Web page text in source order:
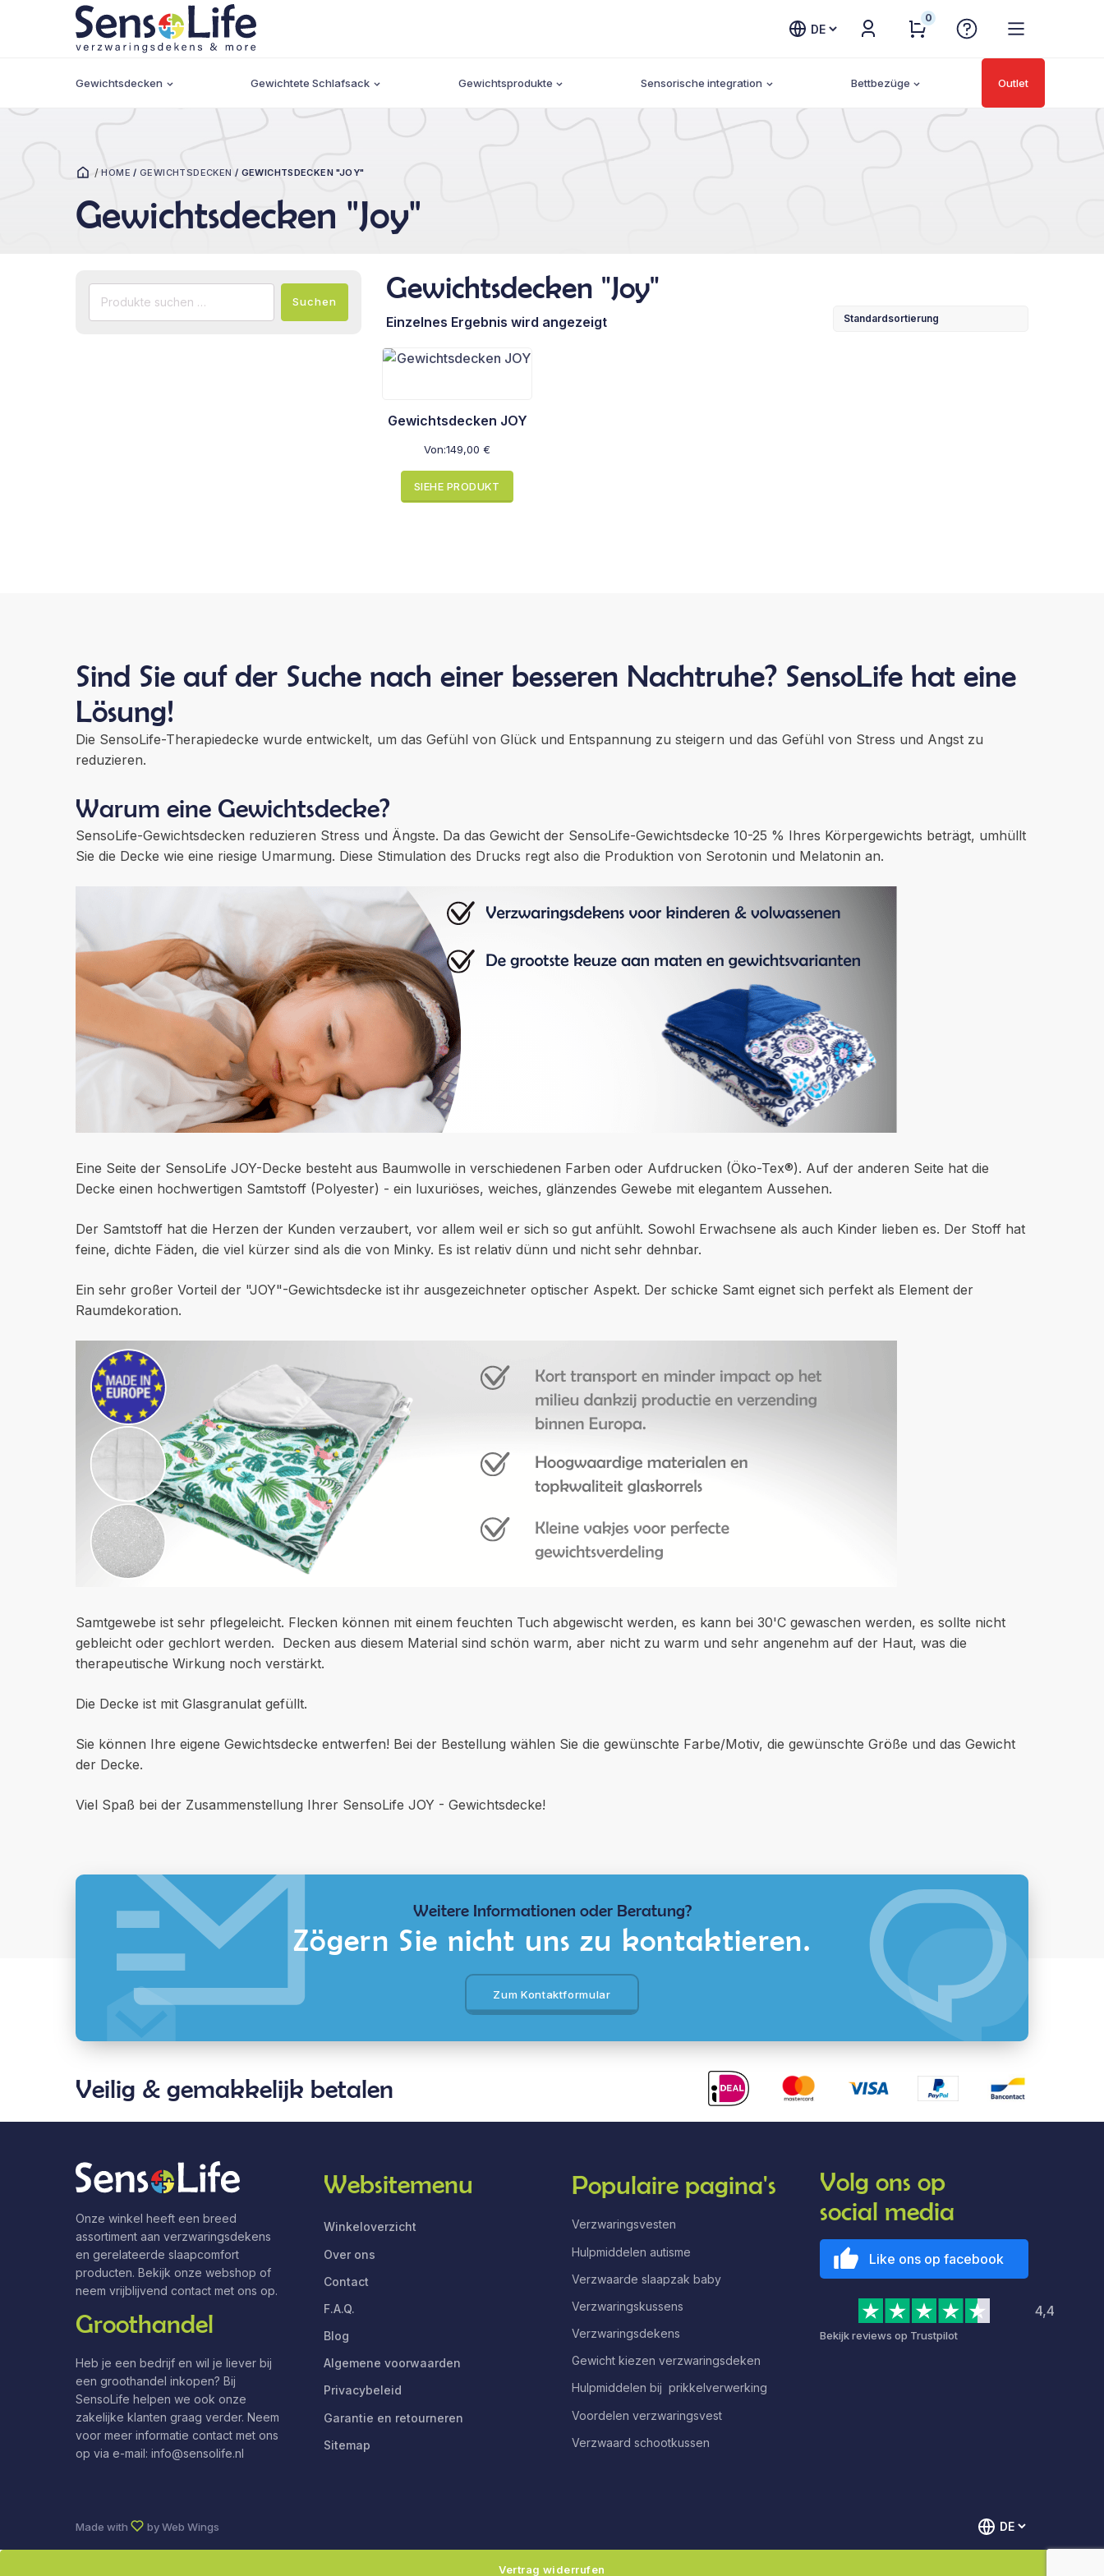
Sprache
0
Gewichtsdecken Gewichtete Schlafsack Gewichtsprodukte Sensorische integration Bettbezüge Outlet
/ HOME /GEWICHTSDECKEN / GEWICHTSDECKEN "JOY"
Gewichtsdecken "Joy"
Suchen
Suchen Gewichtsdecken "Joy"
Einzelnes Ergebnis wird angezeigt
Gewichtsdecken JOY
Von:149,00 €
SIEHE PRODUKT
Sind Sie auf der Suche nach einer besseren Nachtruhe? SensoLife hat eine
Lösung!
Die SensoLife-Therapiedecke wurde entwickelt, um das Gefühl von Glück und Entspannung zu steigern und das Gefühl von Stress und Angst zu
reduzieren.
Warum eine Gewichtsdecke?
SensoLife-Gewichtsdecken reduzieren Stress und Ängste. Da das Gewicht der SensoLife-Gewichtsdecke 10-25 % Ihres Körpergewichts beträgt, umhüllt
Sie die Decke wie eine riesige Umarmung. Diese Stimulation des Drucks regt also die Produktion von Serotonin und Melatonin an.
Eine Seite der SensoLife JOY-Decke besteht aus Baumwolle in verschiedenen Farben oder Aufdrucken (Öko-Tex®). Auf der anderen Seite hat die
Decke einen hochwertigen Samtstoff (Polyester) - ein luxuriöses, weiches, glänzendes Gewebe mit elegantem Aussehen.
Der Samtstoff hat die Herzen der Kunden verzaubert, vor allem weil er sich so gut anfühlt. Sowohl Erwachsene als auch Kinder lieben es. Der Stoff hat
feine, dichte Fäden, die viel kürzer sind als die von Minky. Es ist relativ dünn und nicht sehr dehnbar.
Ein sehr großer Vorteil der "JOY"-Gewichtsdecke ist ihr ausgezeichneter optischer Aspekt. Der schicke Samt eignet sich perfekt als Element der
Raumdekoration.
Samtgewebe ist sehr pflegeleicht. Flecken können mit einem feuchten Tuch abgewischt werden, es kann bei 30'C gewaschen werden, es sollte nicht
gebleicht oder gechlort werden. Decken aus diesem Material sind schön warm, aber nicht zu warm und sehr angenehm auf der Haut, was die
therapeutische Wirkung noch verstärkt.
Die Decke ist mit Glasgranulat gefüllt.
Sie können Ihre eigene Gewichtsdecke entwerfen! Bei der Bestellung wählen Sie die gewünschte Farbe/Motiv, die gewünschte Größe und das Gewicht
der Decke.
Viel Spaß bei der Zusammenstellung Ihrer SensoLife JOY - Gewichtsdecke!
Weitere Informationen oder Beratung?
Zögern Sie nicht uns zu kontaktieren.
Zum Kontaktformular
Veilig & gemakkelijk betalen
Onze winkel heeft een breed
assortiment aan verzwaringsdekens
en gerelateerde slaapcomfort
producten. Bekijk onze webshop of
neem vrijblijvend contact met ons op.
Groothandel
Heb je een bedrijf en wil je liever bij
een groothandel inkopen? Bij
SensoLife helpen we ook onze
zakelijke klanten graag verder. Neem
voor meer informatie contact met ons
op via e-mail: info@sensolife.nl
Websitemenu
Winkeloverzicht
Over ons
Contact
F.A.Q.
Blog
Algemene voorwaarden
Privacybeleid
Garantie en retourneren
Sitemap
Populaire pagina's
Verzwaringsvesten
Hulpmiddelen autisme
Verzwaarde slaapzak baby
Verzwaringskussens
Verzwaringsdekens
Gewicht kiezen verzwaringsdeken
Hulpmiddelen bij prikkelverwerking
Voordelen verzwaringsvest
Verzwaard schootkussen
Volg ons op
social media
Like ons op facebook
4,4
Bekijk reviews op Trustpilot
Made with byWeb Wings
Vertrag widerrufen